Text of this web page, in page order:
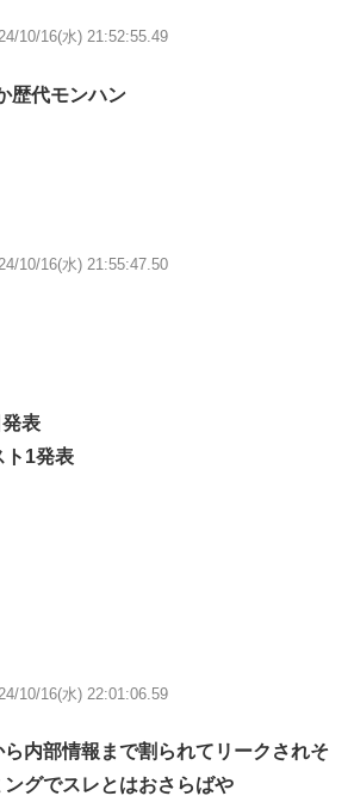
10/16(水) 21:52:55.49
歴代モンハン
10/16(水) 21:55:47.50
表
1発表
10/16(水) 22:01:06.59
内部情報まで割られてリークされそ
グでスレとはおさらばや